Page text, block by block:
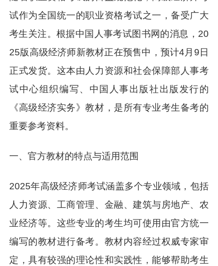
试作为全国统一的职业资格考试之一，备受广大
考生关注。根据中国人事考试图书网的消息，20
25版高级经济师新教材正在预售中，预计4月9日
正式发货。这本由人力资源和社会保障部人事考
试中心组织编写、中国人事出版社出版发行的
《高级经济实务》教材，是所有专业考生备考的
重要参考资料。
一、官方教材的特点与适用范围
2025年高级经济师考试涵盖多个专业领域，包括
人力资源、工商管理、金融、建筑与房地产、农
业经济等。这些专业的考生均可使用由官方统一
编写的教材进行备考。教材内容经过权威专家审
定，具有较强的理论性和实践性，能够帮助考生